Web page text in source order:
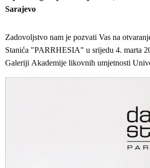
Sarajevo
Zadovoljstvo nam je pozvati Vas na
Stanića "PARRHESIA" u srijedu 4. marta
Galeriji Akademije likovnih umjetnosti